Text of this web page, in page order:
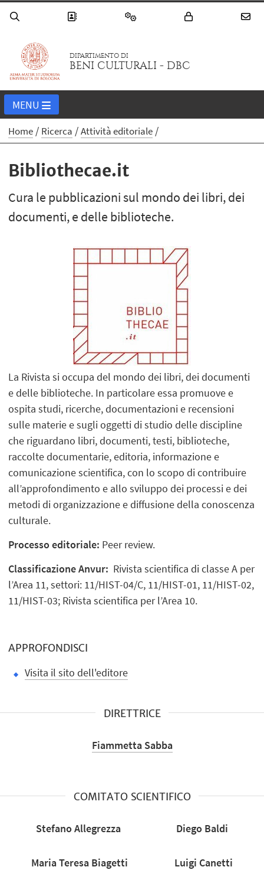
DIPARTIMENTO DI
BENI CULTURALI - DBC
MENU
Home Ricerca Attività editoriale
Bibliothecae.it
Cura le pubblicazioni sul mondo dei libri, dei
documenti, e delle biblioteche.
La Rivista si occupa del mondo dei libri, dei documenti
e delle biblioteche. In particolare essa promuove e
ospita studi, ricerche, documentazioni e recensioni
sulle materie e sugli oggetti di studio delle discipline
che riguardano libri, documenti, testi, biblioteche,
raccolte documentarie, editoria, informazione e
comunicazione scientifica, con lo scopo di contribuire
all’approfondimento e allo sviluppo dei processi e dei
metodi di organizzazione e diffusione della conoscenza
culturale.
Processo editoriale: Peer review.
Classificazione Anvur: Rivista scientifica di classe A per
l’Area 11, settori: 11/HIST-04/C, 11/HIST-01, 11/HIST-02,
11/HIST-03; Rivista scientifica per l’Area 10.
APPROFONDISCI
Visita il sito dell'editore
DIRETTRICE
Fiammetta Sabba
COMITATO SCIENTIFICO
Stefano Allegrezza Diego Baldi
Maria Teresa Biagetti Luigi Canetti